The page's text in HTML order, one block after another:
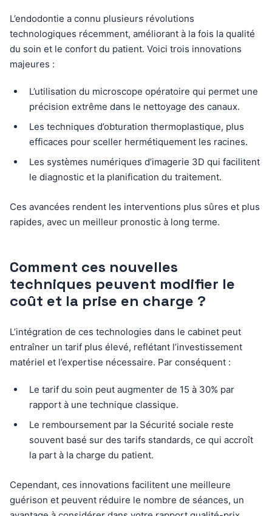
L’endodontie a connu plusieurs révolutions
technologiques récemment, améliorant à la fois la qualité
du soin et le confort du patient. Voici trois innovations
majeures :
L’utilisation du microscope opératoire qui permet une
précision extrême dans le nettoyage des canaux.
Les techniques d’obturation thermoplastique, plus
efficaces pour sceller hermétiquement les racines.
Les systèmes numériques d’imagerie 3D qui facilitent
le diagnostic et la planification du traitement.
Ces avancées rendent les interventions plus sûres et plus
rapides, avec un meilleur pronostic à long terme.
Comment ces nouvelles
techniques peuvent modifier le
coût et la prise en charge ?
L’intégration de ces technologies dans le cabinet peut
entraîner un tarif plus élevé, reflétant l’investissement
matériel et l’expertise nécessaire. Par conséquent :
Le tarif du soin peut augmenter de 15 à 30% par
rapport à une technique classique.
Le remboursement par la Sécurité sociale reste
souvent basé sur des tarifs standards, ce qui accroît
la part à la charge du patient.
Cependant, ces innovations facilitent une meilleure
guérison et peuvent réduire le nombre de séances, un